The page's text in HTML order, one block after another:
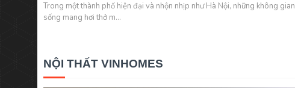
Trong một thành phố hiện đại và nhộn nhịp như Hà Nội, những không gian
sống mang hơi thở m...
NỘI THẤT VINHOMES